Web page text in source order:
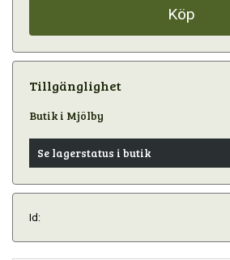
Köp
Tillgänglighet
Butik i Mjölby
Se lagerstatus i butik
Id: